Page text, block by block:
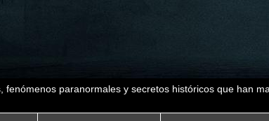
fenómenos paranormales y secretos históricos que han